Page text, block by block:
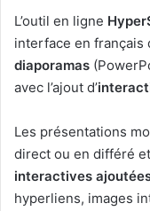
L’outil en ligne
interface en français
diaporamas
avec l’ajout d’
Les présentations
direct ou en différé
interactives
hyperliens, images